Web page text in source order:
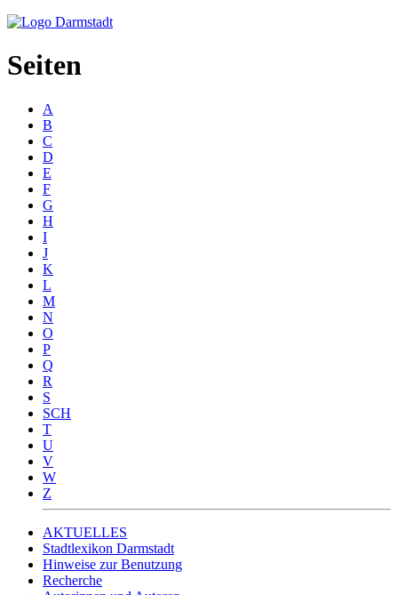
Seiten
A
B
C
D
E
F
G
H
I
J
K
L
M
N
O
P
Q
R
S
SCH
T
U
V
W
Z
AKTUELLES
Stadtlexikon Darmstadt
Hinweise zur Benutzung
Recherche